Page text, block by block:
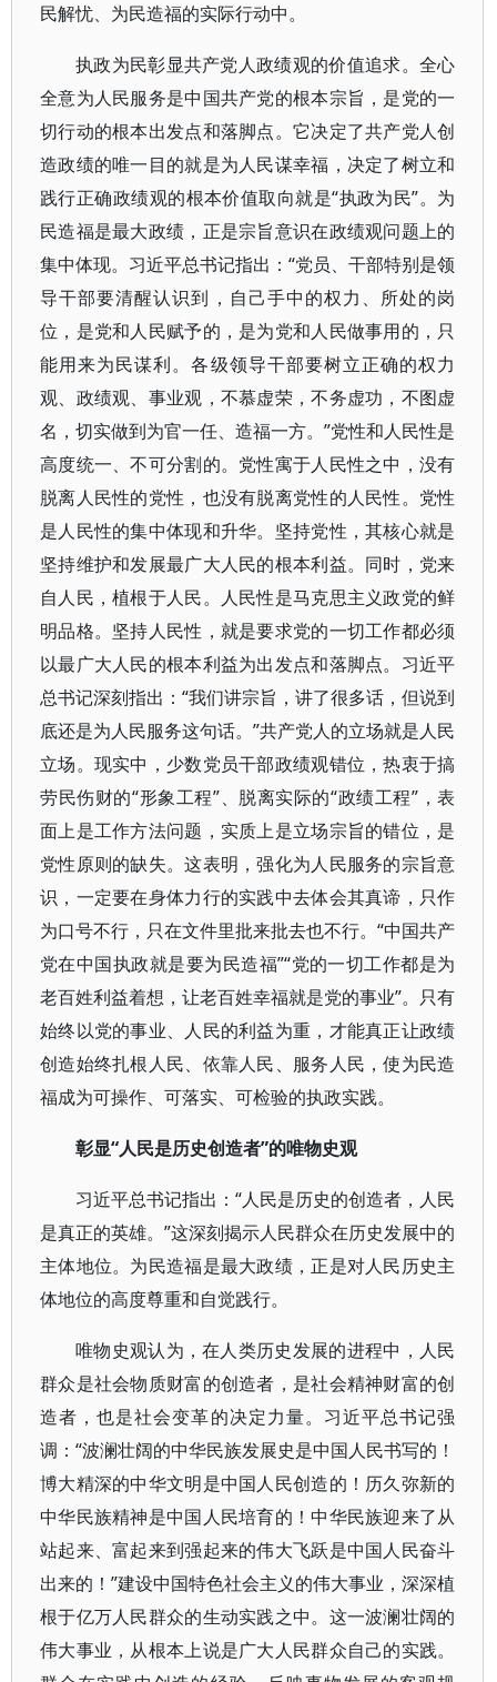
民解忧、为民造福的实际行动中。
执政为民彰显共产党人政绩观的价值追求。全心
全意为人民服务是中国共产党的根本宗旨，是党的一
切行动的根本出发点和落脚点。它决定了共产党人创
造政绩的唯一目的就是为人民谋幸福，决定了树立和
践行正确政绩观的根本价值取向就是“执政为民”。为
民造福是最大政绩，正是宗旨意识在政绩观问题上的
集中体现。习近平总书记指出：“党员、干部特别是领
导干部要清醒认识到，自己手中的权力、所处的岗
位，是党和人民赋予的，是为党和人民做事用的，只
能用来为民谋利。各级领导干部要树立正确的权力
观、政绩观、事业观，不慕虚荣，不务虚功，不图虚
名，切实做到为官一任、造福一方。”党性和人民性是
高度统一、不可分割的。党性寓于人民性之中，没有
脱离人民性的党性，也没有脱离党性的人民性。党性
是人民性的集中体现和升华。坚持党性，其核心就是
坚持维护和发展最广大人民的根本利益。同时，党来
自人民，植根于人民。人民性是马克思主义政党的鲜
明品格。坚持人民性，就是要求党的一切工作都必须
以最广大人民的根本利益为出发点和落脚点。习近平
总书记深刻指出：“我们讲宗旨，讲了很多话，但说到
底还是为人民服务这句话。”共产党人的立场就是人民
立场。现实中，少数党员干部政绩观错位，热衷于搞
劳民伤财的“形象工程”、脱离实际的“政绩工程”，表
面上是工作方法问题，实质上是立场宗旨的错位，是
党性原则的缺失。这表明，强化为人民服务的宗旨意
识，一定要在身体力行的实践中去体会其真谛，只作
为口号不行，只在文件里批来批去也不行。“中国共产
党在中国执政就是要为民造福”“党的一切工作都是为
老百姓利益着想，让老百姓幸福就是党的事业”。只有
始终以党的事业、人民的利益为重，才能真正让政绩
创造始终扎根人民、依靠人民、服务人民，使为民造
福成为可操作、可落实、可检验的执政实践。
彰显“人民是历史创造者”的唯物史观
习近平总书记指出：“人民是历史的创造者，人民
是真正的英雄。”这深刻揭示人民群众在历史发展中的
主体地位。为民造福是最大政绩，正是对人民历史主
体地位的高度尊重和自觉践行。
唯物史观认为，在人类历史发展的进程中，人民
群众是社会物质财富的创造者，是社会精神财富的创
造者，也是社会变革的决定力量。习近平总书记强
调：“波澜壮阔的中华民族发展史是中国人民书写的！
博大精深的中华文明是中国人民创造的！历久弥新的
中华民族精神是中国人民培育的！中华民族迎来了从
站起来、富起来到强起来的伟大飞跃是中国人民奋斗
出来的！”建设中国特色社会主义的伟大事业，深深植
根于亿万人民群众的生动实践之中。这一波澜壮阔的
伟大事业，从根本上说是广大人民群众自己的实践。